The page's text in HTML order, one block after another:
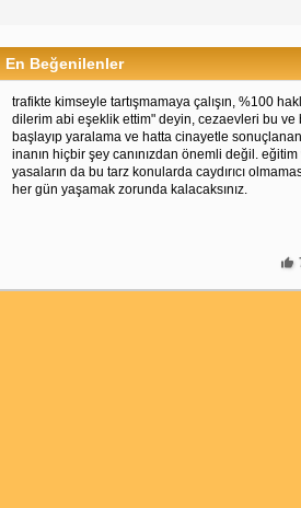
En Beğenilenler
trafikte kimseyle tartışmamaya çalışın, %100
dilerim abi eşeklik ettim" deyin, cezaevleri bu
başlayıp yaralama ve hatta cinayetle sonuçlanan
inanın hiçbir şey canınızdan önemli değil.
yasaların da bu tarz konularda caydırıcı
her gün yaşamak zorunda kalacaksınız.